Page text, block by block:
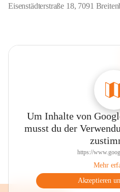
Eisenstädterstraße 18, 7091
Um Inhalte von
musst du der
https://
Mehr
Akzeptieren